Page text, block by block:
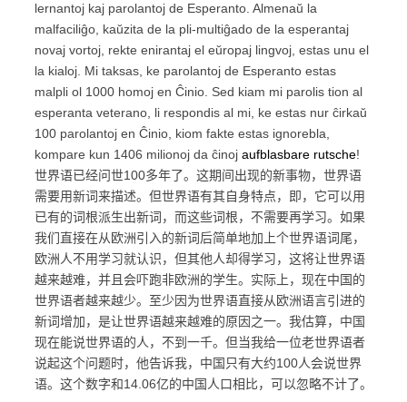
lernantoj kaj parolantoj de Esperanto. Almenaŭ la
malfaciliĝo, kaŭzita de la pli-multiĝado de la esperantaj
novaj vortoj, rekte enirantaj el eŭropaj lingvoj, estas unu el
la kialoj. Mi taksas, ke parolantoj de Esperanto estas
malpli ol 1000 homoj en Ĉinio. Sed kiam mi parolis tion al
esperanta veterano, li respondis al mi, ke estas nur ĉirkaŭ
100 parolantoj en Ĉinio, kiom fakte estas ignorebla,
kompare kun 1406 milionoj da ĉinoj aufblasbare rutsche!
世界语已经问世100多年了。这期间出现的新事物，世界语
需要用新词来描述。但世界语有其自身特点，即，它可以用
已有的词根派生出新词，而这些词根，不需要再学习。如果
我们直接在从欧洲引入的新词后简单地加上个世界语词尾，
欧洲人不用学习就认识，但其他人却得学习，这将让世界语
越来越难，并且会吓跑非欧洲的学生。实际上，现在中国的
世界语者越来越少。至少因为世界语直接从欧洲语言引进的
新词增加，是让世界语越来越难的原因之一。我估算，中国
现在能说世界语的人，不到一千。但当我给一位老世界语者
说起这个问题时，他告诉我，中国只有大约100人会说世界
语。这个数字和14.06亿的中国人口相比，可以忽略不计了。